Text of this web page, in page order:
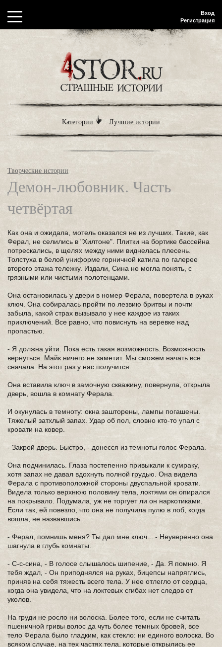
Вход
Регистрация
Категории Лучшие истории
Творческие истории
Демон-любовник. Часть
четвёртая
Как она и ожидала, мотель оказался не из лучших. Такие, как
Ферал, не селились в "Хилтоне". Плитки на бортике бассейна
потрескались, в щелях между ними виднелась плесень.
Толстуха в белой униформе горничной катила по галерее
второго этажа тележку. Издали, Сина не могла понять, с
грязными или чистыми полотенцами.
Она остановилась у двери в номер Ферала, повертела в руках
ключ. Она собиралась пройти по лезвию бритвы и почти
забыла, какой страх вызывало у нее каждое из таких
приключений. Все равно, что повиснуть на веревке над
пропастью.
- Я должна уйти. Пока есть такая возможность. Возможность
вернуться. Майк ничего не заметит. Мы сможем начать все
сначала. На этот раз у нас получится.
Она вставила ключ в замочную скважину, повернула, открыла
дверь, вошла в комнату Ферала.
И окунулась в темноту: окна зашторены, лампы погашены.
Тяжелый затхлый запах. Удар об пол, словно кто-то упал с
кровати на ковер.
- Закрой дверь. Быстро, - донесся из темноты голос Ферала.
Она подчинилась. Глаза постепенно привыкали к сумраку,
хотя запах не давал вдохнуть полной грудью. Она видела
Ферала с противоположной стороны двуспальной кровати.
Видела только верхнюю половину тела, локтями он опирался
на покрывало. Подумала, уж не торгует ли он наркотиками.
Если так, ей повезло, что она не получила пулю в лоб, когда
вошла, не назвавшись.
- Ферал, помнишь меня? Ты дал мне ключ... - Неуверенно она
шагнула в глубь комнаты.
- С-с-сина, - В голосе слышалось шипение, - Да. Я помню. Я
тебя ждал, - Он приподнялся на руках, бицепсы напряглись,
приняв на себя тяжесть всего тела. У нее отлегло от сердца,
когда она увидела, что на локтевых сгибах нет следов от
уколов.
На груди не росло ни волоска. Более того, если не считать
пшеничной гривы волос да чуть более темных бровей, все
тело Ферала было гладким, как стекло: ни единого волоска. Во
всяком случае, на тех частях тела, которые открылись ее